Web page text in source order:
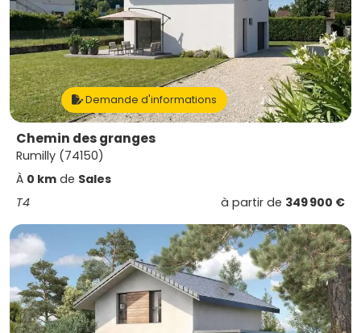
Demande d'informations
Chemin des granges
Rumilly (74150)
À 0 km de Sales
T4
à partir de 349 900 €